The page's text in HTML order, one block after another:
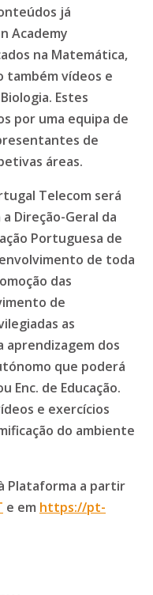
já
Academy
na Matemática,
também vídeos e
Estes
por uma equipa de
de
áreas.
Telecom será
Direção-Geral da
Portuguesa de
de toda
das
de
as
aprendizagem dos
que poderá
Enc. de Educação.
e exercícios
do ambiente
Plataforma a partir
e em https://pt-